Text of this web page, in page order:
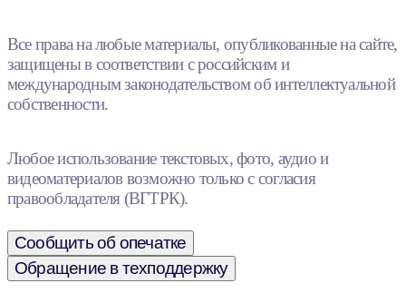
Все права на любые материалы, опубликованные на сайте,
защищены в соответствии с российским и
международным законодательством об интеллектуальной
собственности.
Любое использование текстовых, фото, аудио и
видеоматериалов возможно только с согласия
правообладателя (ВГТРК).
Сообщить об опечатке
Обращение в техподдержку